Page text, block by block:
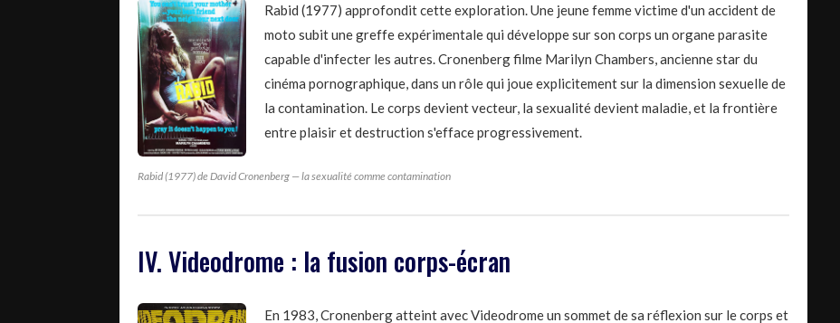
Rabid (1977) approfondit cette exploration. Une jeune femme victime d'un accident de
moto subit une greffe expérimentale qui développe sur son corps un organe parasite
capable d'infecter les autres. Cronenberg filme Marilyn Chambers, ancienne star du
cinéma pornographique, dans un rôle qui joue explicitement sur la dimension sexuelle de
la contamination. Le corps devient vecteur, la sexualité devient maladie, et la frontière
entre plaisir et destruction s'efface progressivement.
Rabid (1977) de David Cronenberg — la sexualité comme contamination
IV. Videodrome : la fusion corps-écran
En 1983, Cronenberg atteint avec Videodrome un sommet de sa réflexion sur le corps et